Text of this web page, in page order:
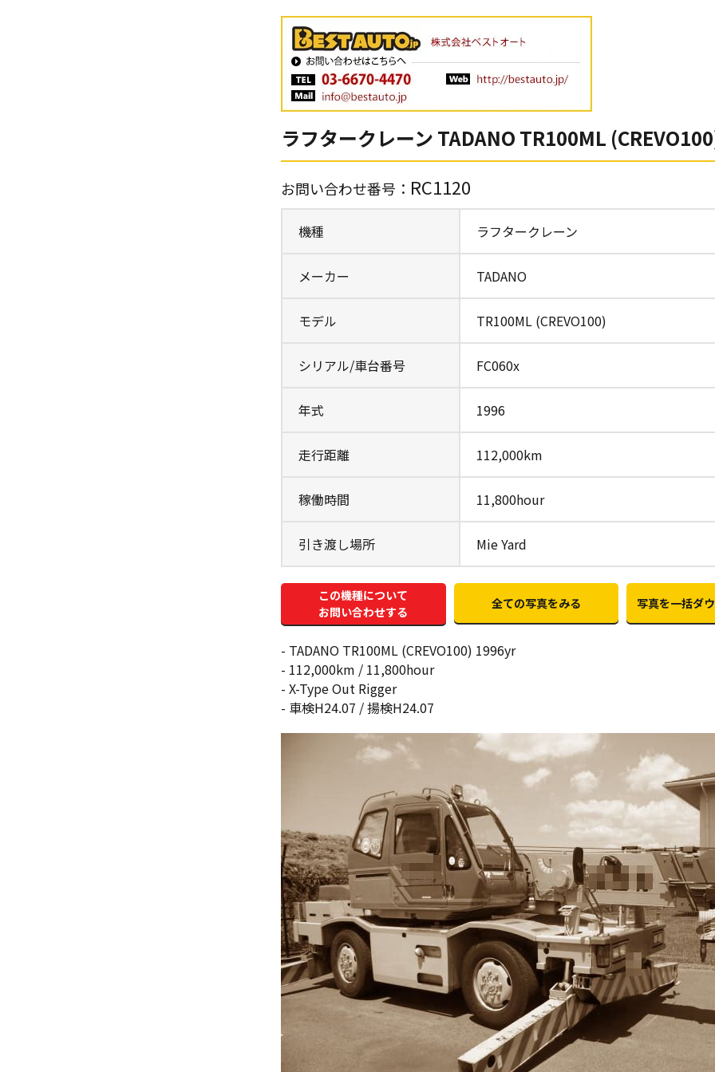
ラフタークレーン TADANO TR100ML
お問い合わせ番号： RC1120
機種 ラフタークレーン
メーカー TADANO
モデル TR100ML (CREVO100)
シリアル/車台番号 FC060x
年式 1996
走行距離 112,000km
稼働時間 11,800hour
引き渡し場所 Mie Yard
この機種について
お問い合わせする
全ての写真をみる 写真を一括ダ
- TADANO TR100ML (CREVO100) 1996yr
- 112,000km / 11,800hour
- X-Type Out Rigger
- 車検H24.07 / 揚検H24.07